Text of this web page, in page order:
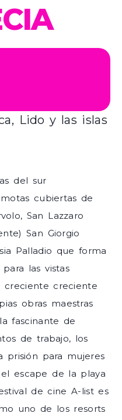
Lido y las islas
del sur
cubiertas de
San Lazzaro
San Giorgio
Palladio que forma
las vistas
creciente creciente
obras maestras
fascinante de
de trabajo, los
prisión para mujeres
escape de la playa
de cine A-list es
uno de los resorts